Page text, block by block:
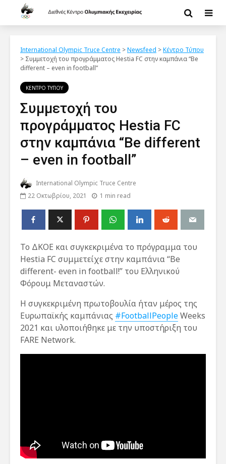
International Olympic Truce Centre >Newsfeed >Κέντρο Τύπου
> Συμμετοχή του προγράμματος Hestia FC στην καμπάνια “Be
different – even in football”
ΚΕΝΤΡΟ ΤΥΠΟΥ
Συμμετοχή του
προγράμματος Hestia FC
στην καμπάνια “Be different
– even in football”
International Olympic Truce Centre
22 Οκτωβρίου, 2021
1 min read
Το ΔΚΟΕ και συγκεκριμένα το πρόγραμμα του
Hestia FC συμμετείχε στην καμπάνια “Be
different- even in football!” του Ελληνικού
Φόρουμ Μεταναστών.
Η συγκεκριμένη πρωτοβουλία ήταν μέρος της
Ευρωπαϊκής καμπάνιας #FootballPeopleWeeks
2021 και υλοποιήθηκε με την υποστήριξη του
FARE Network.